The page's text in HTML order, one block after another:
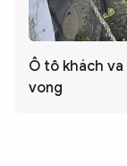
Ô tô khách
vong